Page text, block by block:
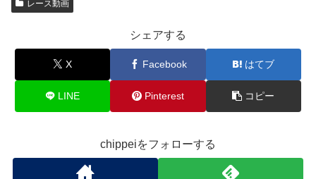
レース動画
シェアする
X Facebook はてブ
LINE Pinterest コピー
chippeiをフォローする